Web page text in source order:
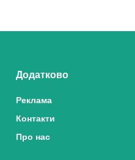
Додатково
Реклама
Контакти
Про нас